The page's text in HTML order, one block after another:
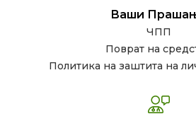
Ваши
ЧПП
Поврат на
Политика на заштита на